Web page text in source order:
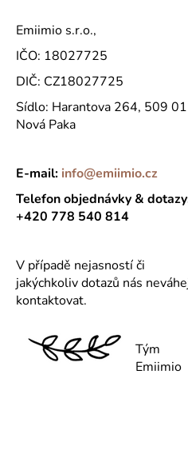
Emiimio s.r.o.,
IČO: 18027725
DIČ: CZ18027725
Sídlo: Harantova 264, 509 01
Nová Paka
E-mail: info@emiimio.cz
Telefon objednávky &
+420 778 540 814
V případě nejasností či
jakýchkoliv dotazů nás
kontaktovat.
Tým
Emiimio
j
e
t
e
n
a
í
t
?